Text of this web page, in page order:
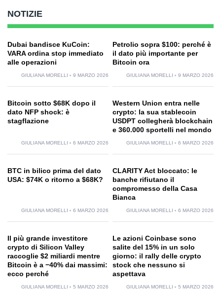
NOTIZIE
Dubai bandisce KuCoin:
VARA ordina stop immediato
alle operazioni
GIULIANA MORELLI 9 MARZO 2026
Petrolio sopra $100: perché è
il dato più importante per
Bitcoin ora
GIULIANA MORELLI 9 MARZO 2026
Bitcoin sotto $68K dopo il
dato NFP shock: è
stagflazione
GIULIANA MORELLI 6 MARZO 2026
Western Union entra nelle
crypto: la sua stablecoin
USDPT collegherà blockchain
e 360.000 sportelli nel mondo
GIULIANA MORELLI 6 MARZO 2026
BTC in bilico prima del dato
USA: $74K o ritorno a $68K?
GIULIANA MORELLI 6 MARZO 2026
CLARITY Act bloccato: le
banche rifiutano il
compromesso della Casa
Bianca
GIULIANA MORELLI 6 MARZO 2026
Il più grande investitore
crypto di Silicon Valley
raccoglie $2 miliardi mentre
Bitcoin è a −40% dai massimi:
ecco perché
GIULIANA MORELLI 5 MARZO 2026
Le azioni Coinbase sono
salite del 15% in un solo
giorno: il rally delle crypto
stock che nessuno si
aspettava
GIULIANA MORELLI 5 MARZO 2026